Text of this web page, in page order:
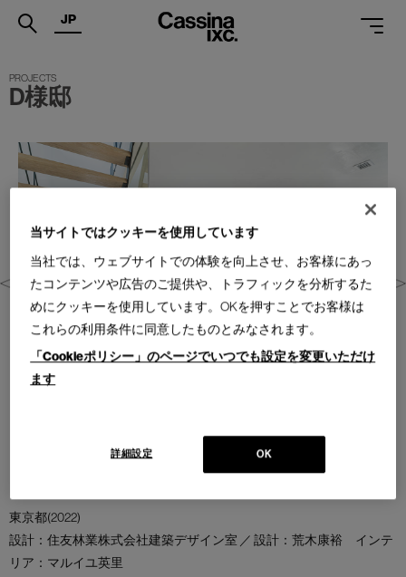
.
PRODUCTS
SERVICES
PROJECTS
SUPPORT
SHOPS
CATALOGUES
PROFESSIONAL
JP
D様邸
東京都(2022)
設計：住友林業株式会社建築デザイン室 ／ 設計：荒木康裕 インテ
リア：マルイユ英里
当サイトではクッキーを使用しています
当社では、ウェブサイトでの体験を向上させ、お客様にあっ
たコンテンツや広告のご提供や、トラフィックを分析するた
めにクッキーを使用しています。OKを押すことでお客様は
これらの利用条件に同意したものとみなされます。
「Cookieポリシー」のページでいつでも設定を変更いただけ
ます
OK
詳細設定